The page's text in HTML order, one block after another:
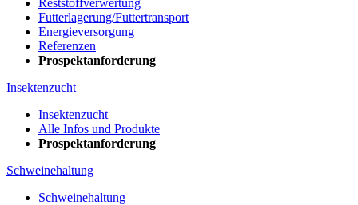
Futterlagerung/Futtertransport
Energieversorgung
Referenzen
Prospektanforderung
Insektenzucht
Insektenzucht
Alle Infos und Produkte
Prospektanforderung
Schweinehaltung
Schweinehaltung